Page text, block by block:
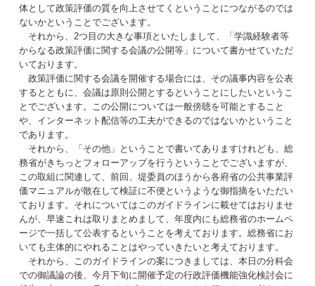
体として政策評価の質を向上させてくということにつながるのでは
ないかということでございます。
それから、2つ目の大きな事項といたしまして、「学識経験者等
からなる政策評価に関する会議の公開等」について書かせていただ
いております。
政策評価に関する会議を開催する場合には、その議事内容を公表
するとともに、会議は原則公開とするということにしたいというこ
とでございます。この公開については一般傍聴を可能とすること
や、インターネット配信等の工夫ができるのではないかということ
であります。
それから、「その他」ということで書いてありますけれども、総
務省がきちっとフォローアップを行うということでございますが、
この取組に関連して、前回、堤委員のほうから各府省の公共事業評
価マニュアルが散在して検証に不便というような御指摘をいただい
ております。それについてはこのガイドラインに載せてはおりませ
んが、早速これは取りまとめまして、年度内にも総務省のホームペ
ージで一括して公表するということを考えております。総務省にお
いても主体的にやれることはやっていきたいと考えております。
それから、このガイドラインの案につきましては、本日の分科会
での御議論の後、今月下旬に開催予定の行政評価機能強化検討会に